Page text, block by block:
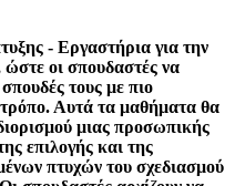
- Εργαστήρια για την
ώστε οι σπουδαστές να
τους με πιο
τρόπο. Αυτά τα μαθήματα θα
μιας προσωπικής
επιλογής και της
πτυχών του σχεδιασμού